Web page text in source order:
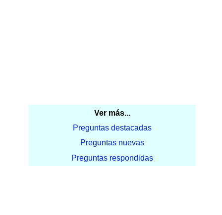
Ver más...
Preguntas destacadas
Preguntas nuevas
Preguntas respondidas